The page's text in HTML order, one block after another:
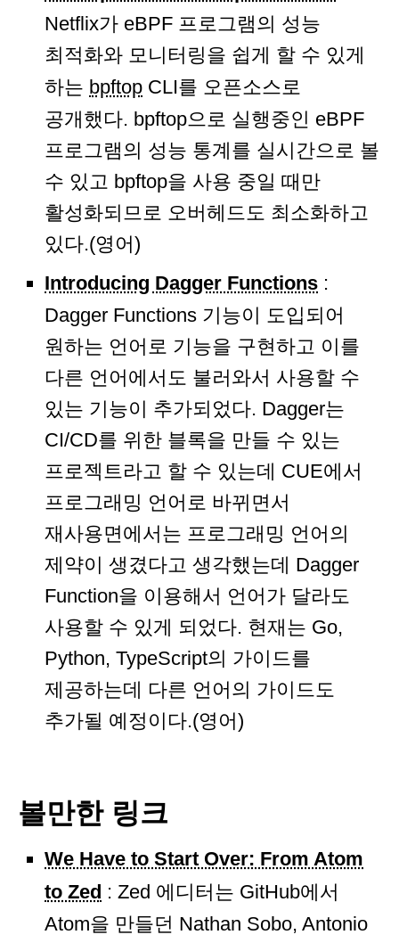
Netflix가 eBPF 프로그램의 성능
최적화와 모니터링을 쉽게 할 수 있게
하는 bpftop CLI를 오픈소스로
공개했다. bpftop으로 실행중인 eBPF
프로그램의 성능 통계를 실시간으로 볼
수 있고 bpftop을 사용 중일 때만
활성화되므로 오버헤드도 최소화하고
있다.(영어)
Introducing Dagger Functions :
Dagger Functions 기능이 도입되어
원하는 언어로 기능을 구현하고 이를
다른 언어에서도 불러와서 사용할 수
있는 기능이 추가되었다. Dagger는
CI/CD를 위한 블록을 만들 수 있는
프로젝트라고 할 수 있는데 CUE에서
프로그래밍 언어로 바뀌면서
재사용면에서는 프로그래밍 언어의
제약이 생겼다고 생각했는데 Dagger
Function을 이용해서 언어가 달라도
사용할 수 있게 되었다. 현재는 Go,
Python, TypeScript의 가이드를
제공하는데 다른 언어의 가이드도
추가될 예정이다.(영어)
볼만한 링크
We Have to Start Over: From Atom
to Zed : Zed 에디터는 GitHub에서
Atom을 만들던 Nathan Sobo, Antonio